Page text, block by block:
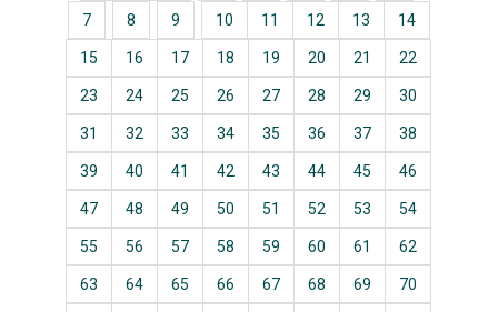
7 8 9 10 11 12 13 14
15 16 17 18 19 20 21 22
23 24 25 26 27 28 29 30
31 32 33 34 35 36 37 38
39 40 41 42 43 44 45 46
47 48 49 50 51 52 53 54
55 56 57 58 59 60 61 62
63 64 65 66 67 68 69 70